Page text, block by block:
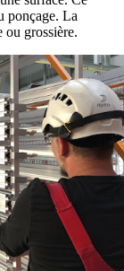
ponçage. La
ou grossière.